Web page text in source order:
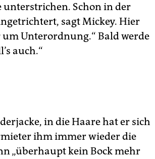
unterstrichen. Schon in der
sagt Mickey. Hier
um Unterordnung.“ Bald werde
auch.“
in die Haare hat er sich
ihm immer wieder die
„überhaupt kein Bock mehr